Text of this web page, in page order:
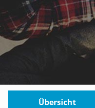
Übersicht